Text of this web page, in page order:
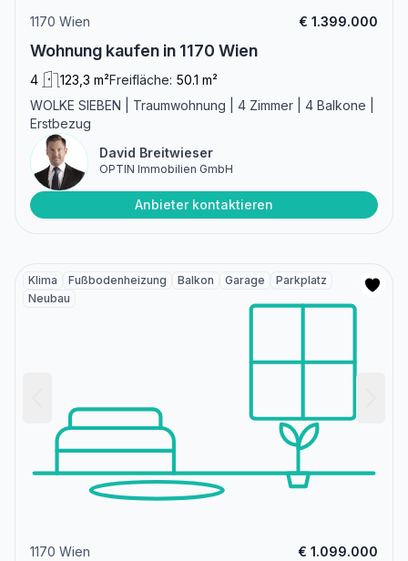
1170 Wien € 1.399.000
Wohnung kaufen in 1170 Wien
4 123,3 m²Freifläche: 50.1 m²
WOLKE SIEBEN | Traumwohnung | 4 Zimmer | 4 Balkone |
Erstbezug
David Breitwieser
OPTIN Immobilien GmbH
Anbieter kontaktieren
Klima Fußbodenheizung Balkon Garage
Parkplatz
Neubau
1170 Wien € 1.099.000